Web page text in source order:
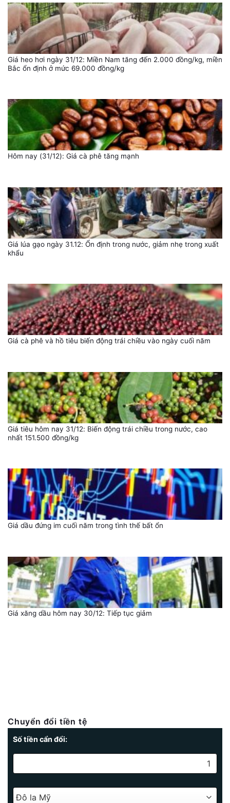
Giá heo hơi ngày 31/12: Miền Nam tăng đến 2.000 đồng/kg, miền
Bắc ổn định ở mức 69.000 đồng/kg
Hôm nay (31/12): Giá cà phê tăng mạnh
Giá lúa gạo ngày 31.12: Ổn định trong nước, giảm nhẹ trong xuất
khẩu
Giá cà phê và hồ tiêu biến động trái chiều vào ngày cuối năm
Giá tiêu hôm nay 31/12: Biến động trái chiều trong nước, cao
nhất 151.500 đồng/kg
Giá dầu đứng im cuối năm trong tình thế bất ổn
Giá xăng dầu hôm nay 30/12: Tiếp tục giảm
Chuyển đổi tiền tệ
Số tiền cẩn đổi: